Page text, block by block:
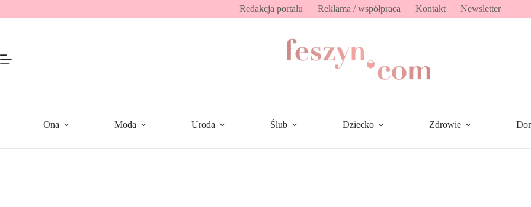
Redakcja portalu Reklama / współpraca Kontakt Newsletter
Ona Moda Uroda Ślub Dziecko Zdrowie